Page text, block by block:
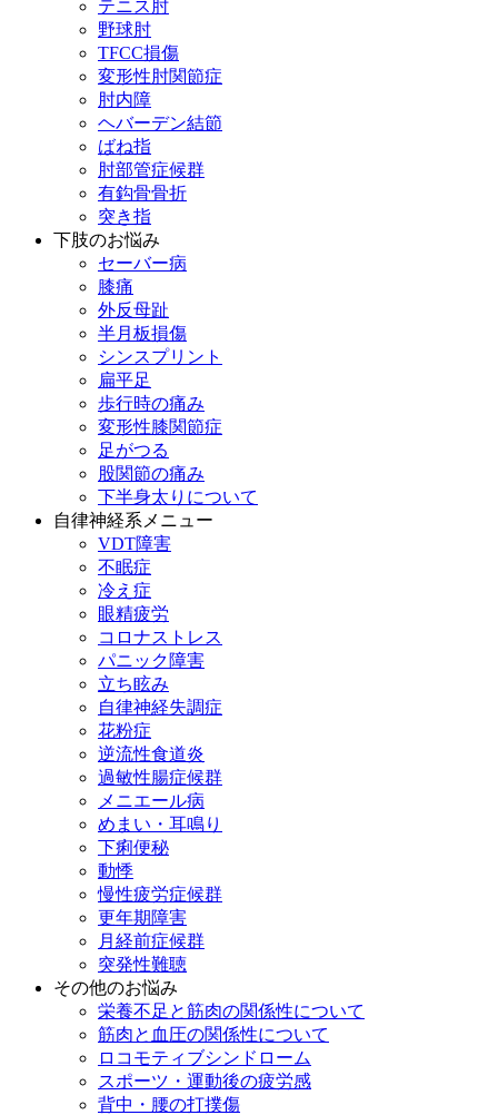
テニス肘
野球肘
TFCC損傷
変形性肘関節症
肘内障
ヘバーデン結節
ばね指
肘部管症候群
有鈎骨骨折
突き指
下肢のお悩み
セーバー病
膝痛
外反母趾
半月板損傷
シンスプリント
扁平足
歩行時の痛み
変形性膝関節症
足がつる
股関節の痛み
下半身太りについて
自律神経系メニュー
VDT障害
不眠症
冷え症
眼精疲労
コロナストレス
パニック障害
立ち眩み
自律神経失調症
花粉症
逆流性食道炎
過敏性腸症候群
メニエール病
めまい・耳鳴り
下痢便秘
動悸
慢性疲労症候群
更年期障害
月経前症候群
突発性難聴
その他のお悩み
栄養不足と筋肉の関係性について
筋肉と血圧の関係性について
ロコモティブシンドローム
スポーツ・運動後の疲労感
背中・腰の打撲傷